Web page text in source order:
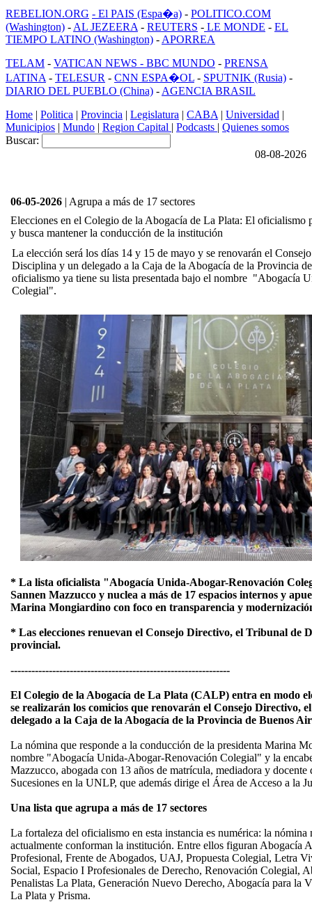
REBELION.ORG - El PAIS (Espa�a) - POLITICO.COM
(Washington) - AL JEZEERA - REUTERS - LE MONDE - EL
TIEMPO LATINO (Washington) - APORREA
TELAM - VATICAN NEWS - BBC MUNDO - PRENSA
LATINA - TELESUR - CNN ESPA�OL - SPUTNIK (Rusia) -
DIARIO DEL PUEBLO (China) - AGENCIA BRASIL
Home | Politica | Provincia | Legislatura | CABA | Universidad |
Municipios | Mundo | Region Capital | Podcasts | Quienes somos
Buscar:
08-08-2026
06-05-2026 | Agrupa a más de 17 sectores
Elecciones en el Colegio de la Abogacía de La Plata: El oficialismo
y busca mantener la conducción de la institución
La elección será los días 14 y 15 de mayo y se renovarán el
Disciplina y un delegado a la Caja de la Abogacía de la Provincia
oficialismo ya tiene su lista presentada bajo el nombre "Abogacía
Colegial".
* La lista oficialista "Abogacía Unida-Abogar-Renovación
Sannen Mazzucco y nuclea a más de 17 espacios internos y
Marina Mongiardino con foco en transparencia y
* Las elecciones renuevan el Consejo Directivo, el Tribunal de
provincial.
---------------------------------------------------------------
El Colegio de la Abogacía de La Plata (CALP) entra en modo
se realizarán los comicios que renovarán el Consejo Directivo,
delegado a la Caja de la Abogacía de la Provincia de Buenos
La nómina que responde a la conducción de la presidenta Marina
nombre "Abogacía Unida-Abogar-Renovación Colegial" y la
Mazzucco, abogada con 13 años de matrícula, mediadora y
Sucesiones en la UNLP, que además dirige el Área de Acceso a la
Una lista que agrupa a más de 17 sectores
La fortaleza del oficialismo en esta instancia es numérica: la nómina
actualmente conforman la institución. Entre ellos figuran Abogacía
Profesional, Frente de Abogados, UAJ, Propuesta Colegial, Letra
Social, Espacio I Profesionales de Derecho, Renovación Colegial,
Penalistas La Plata, Generación Nuevo Derecho, Abogacía para la
La Plata y Prisma.